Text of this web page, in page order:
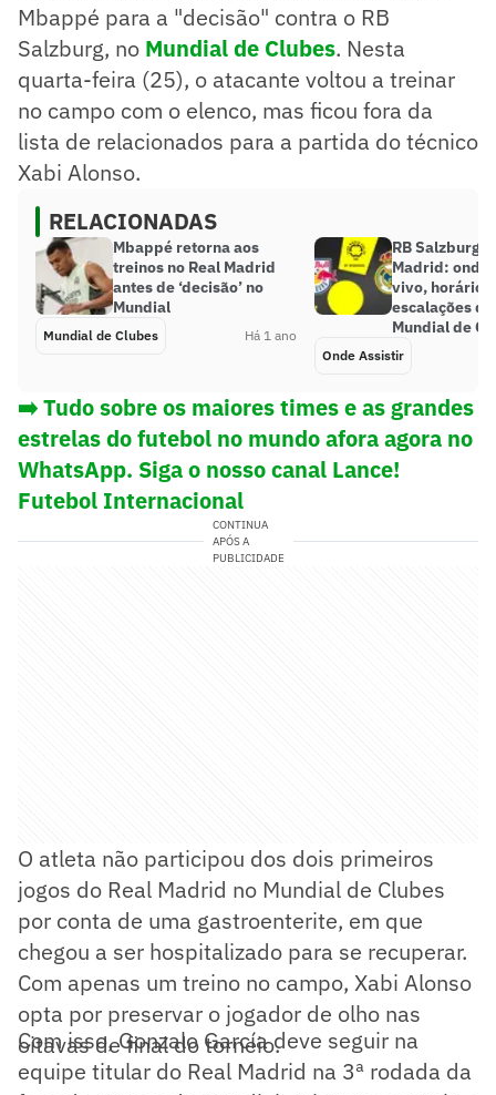
Mbappé para a "decisão" contra o RB
Salzburg, no Mundial de Clubes. Nesta
quarta-feira (25), o atacante voltou a treinar
no campo com o elenco, mas ficou fora da
lista de relacionados para a partida do técnico
Xabi Alonso.
RELACIONADAS
Mbappé retorna aos
treinos no Real Madrid
antes de ‘decisão’ no
Mundial
Mundial de Clubes Há 1 ano
RB Salzburg x
Madrid: onde
vivo, horário
escalações
Mundial de
Onde Assistir
➡️ Tudo sobre os maiores times e as grandes
estrelas do futebol no mundo afora agora no
WhatsApp. Siga o nosso canal Lance!
Futebol Internacional
CONTINUA
APÓS A
PUBLICIDADE
O atleta não participou dos dois primeiros
jogos do Real Madrid no Mundial de Clubes
por conta de uma gastroenterite, em que
chegou a ser hospitalizado para se recuperar.
Com apenas um treino no campo, Xabi Alonso
opta por preservar o jogador de olho nas
oitavas de final do torneio.
Com isso, Gonzalo García deve seguir na
equipe titular do Real Madrid na 3ª rodada da